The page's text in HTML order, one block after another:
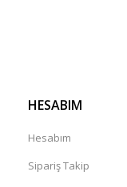
HESABIM
Hesabım
Sipariş Takip